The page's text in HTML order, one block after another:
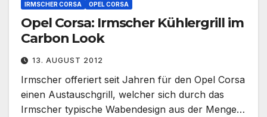
IRMSCHER CORSA OPEL CORSA
Opel Corsa: Irmscher Kühlergrill im
Carbon Look
13. AUGUST 2012
Irmscher offeriert seit Jahren für den Opel Corsa
einen Austauschgrill, welcher sich durch das
Irmscher typische Wabendesign aus der Menge…